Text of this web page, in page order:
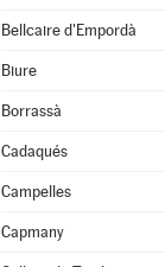
Bellcaire d'Empordà
Biure
Borrassà
Cadaqués
Campelles
Capmany